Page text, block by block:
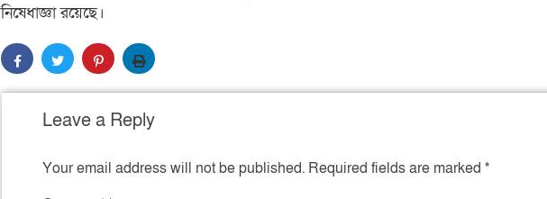
নিষেধাজ্ঞা রয়েছে।
Leave a Reply
Your email address will not be published. Required fields are marked *